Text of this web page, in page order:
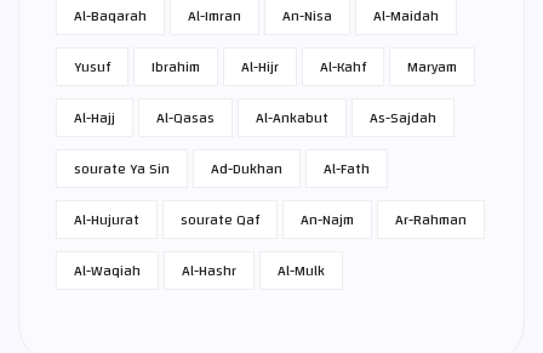
Al-Baqarah Al-Imran An-Nisa
Al-Maidah
Yusuf
Ibrahim Al-Hijr Al-Kahf
Maryam
Al-Hajj
Al-Qasas Al-Ankabut
As-Sajdah
sourate Ya Sin
Ad-Dukhan
Al-Fath
Al-Hujurat
sourate Qaf An-Najm
Ar-Rahman
Al-Waqiah
Al-Hashr Al-Mulk